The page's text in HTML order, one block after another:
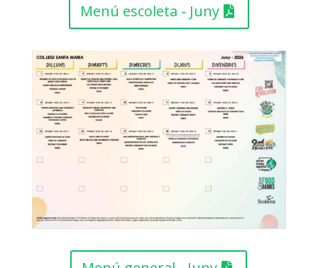
Menú escoleta - Juny